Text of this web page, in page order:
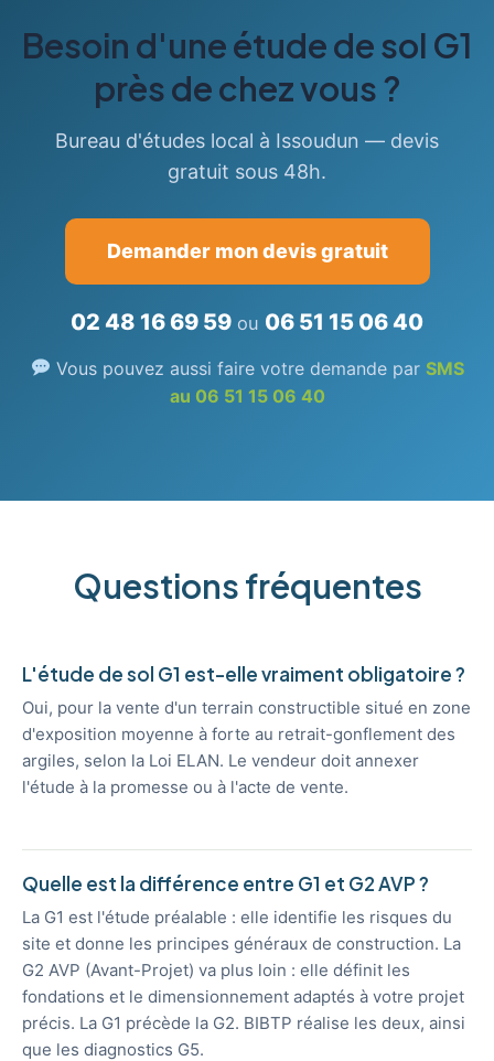
Besoin d'une étude de sol G1
près de chez vous ?
Bureau d'études local à Issoudun — devis
gratuit sous 48h.
Demander mon devis gratuit
02 48 16 69 59 ou 06 51 15 06 40
Vous pouvez aussi faire votre demande par SMS
au 06 51 15 06 40
Questions fréquentes
L'étude de sol G1 est-elle vraiment obligatoire ?
Oui, pour la vente d'un terrain constructible situé en zone
d'exposition moyenne à forte au retrait-gonflement des
argiles, selon la Loi ELAN. Le vendeur doit annexer
l'étude à la promesse ou à l'acte de vente.
Quelle est la différence entre G1 et G2 AVP ?
La G1 est l'étude préalable : elle identifie les risques du
site et donne les principes généraux de construction. La
G2 AVP (Avant-Projet) va plus loin : elle définit les
fondations et le dimensionnement adaptés à votre projet
précis. La G1 précède la G2. BIBTP réalise les deux, ainsi
que les diagnostics G5.